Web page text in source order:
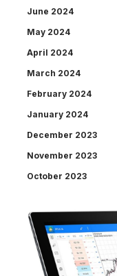
June 2024
May 2024
April 2024
March 2024
February 2024
January 2024
December 2023
November 2023
October 2023